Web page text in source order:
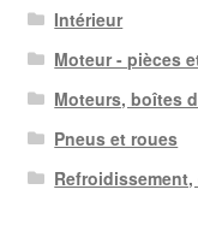
Intérieur
Moteur - pièces
Moteurs, boîtes
Pneus et roues